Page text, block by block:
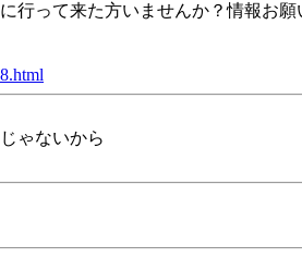
行って来た方いませんか？情報お願
ゃないから